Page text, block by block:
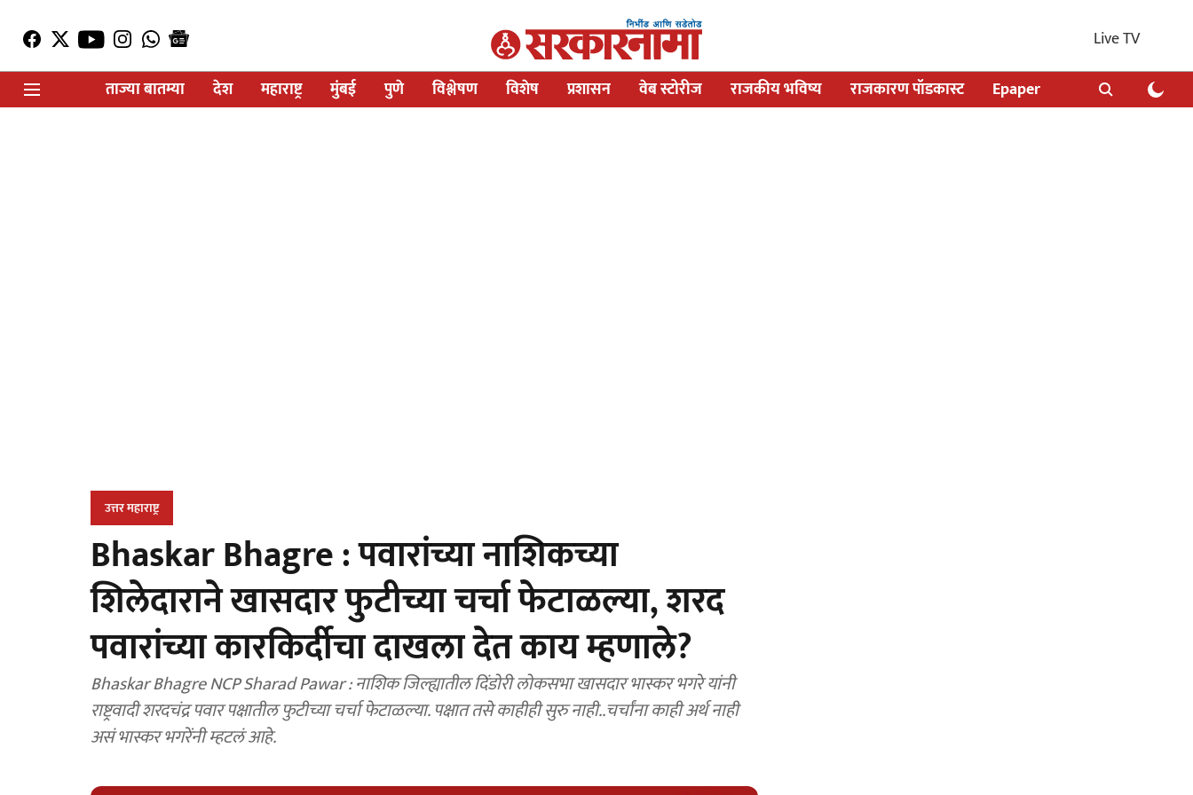
Live TV
ताज्या बातम्या
देश महाराष्ट्र मुंबई पुणे विश्लेषण विशेष प्रशासन वेब स्टोरीज राजकीय भविष्य राजकारण पॉडकास्ट Epaper
उत्तर महाराष्ट्र
Bhaskar Bhagre : पवारांच्या नाशिकच्या
शिलेदाराने खासदार फुटीच्या चर्चा फेटाळल्या, शरद
पवारांच्या कारकिर्दीचा दाखला देत काय म्हणाले?
Bhaskar Bhagre NCP Sharad Pawar : नाशिक जिल्ह्यातील दिंडोरी लोकसभा खासदार भास्कर भगरे यांनी
राष्ट्रवादी शरदचंद्र पवार पक्षातील फुटीच्या चर्चा फेटाळल्या. पक्षात तसे काहीही सुरु नाही..चर्चांना काही अर्थ नाही
असं भास्कर भगरेंनी म्हटलं आहे.